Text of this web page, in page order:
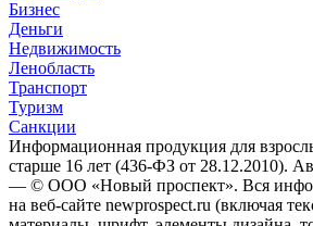
Бизнес
Деньги
Недвижимость
Ленобласть
Транспорт
Туризм
Санкции
Информационная продукция для
старше 16 лет (436-ФЗ от 28.12.2010).
— © ООО «Новый проспект». Вся
на веб-сайте newprospect.ru (включая